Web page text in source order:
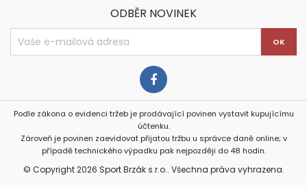
ODBĚR NOVINEK
Podle zákona o evidenci tržeb je prodávající povinen vystavit kupujícímu
účtenku.
Zároveň je povinen zaevidovat přijatou tržbu u správce daně online; v
případě technického výpadku pak nejpozději do 48 hodin.
© Copyright 2026 Sport Brzák s.r.o.. Všechna práva vyhrazena.